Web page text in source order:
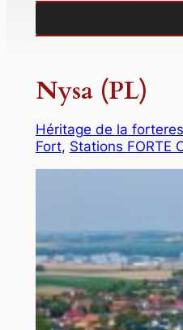
Nysa (PL)
Héritage de la
Fort, Stations FORTE